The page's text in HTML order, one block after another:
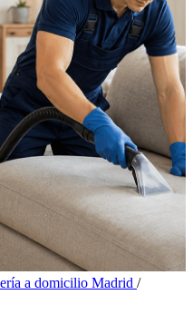
a domicilio Madrid /